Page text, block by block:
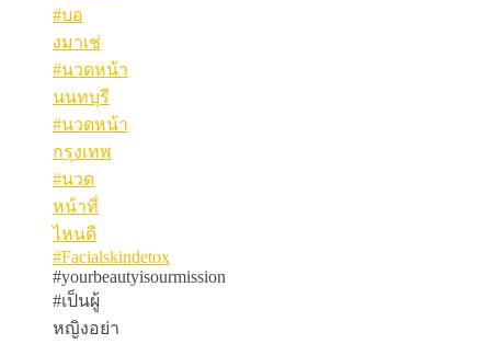
#บอ
งมาเช่
#นวดหน้า
นนทบุรี
#นวดหน้า
กรุงเทพ
#นวด
หน้าที่
ไหนดี
#Facialskindetox
#yourbeautyisourmission
#เป็นผู้
หญิงอย่า